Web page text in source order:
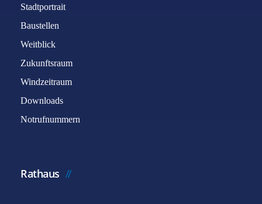
Stadtportrait
Baustellen
Weitblick
Zukunftsraum
Windzeitraum
Downloads
Notrufnummern
Rathaus